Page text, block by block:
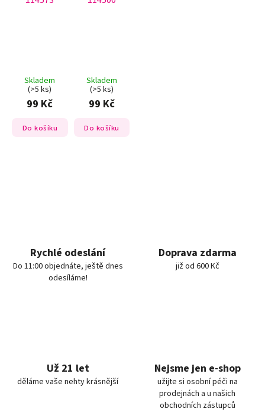
Skladem
(>5 ks)
99 Kč
Do košíku
Skladem
(>5 ks)
99 Kč
Do košíku
Rychlé odeslání
Do 11:00 objednáte, ještě dnes
odesíláme!
Doprava zdarma
již od 600 Kč
Už 21 let
děláme vaše nehty krásnější
Nejsme jen e-shop
užijte si osobní péči na
prodejnách a u našich
obchodních zástupců